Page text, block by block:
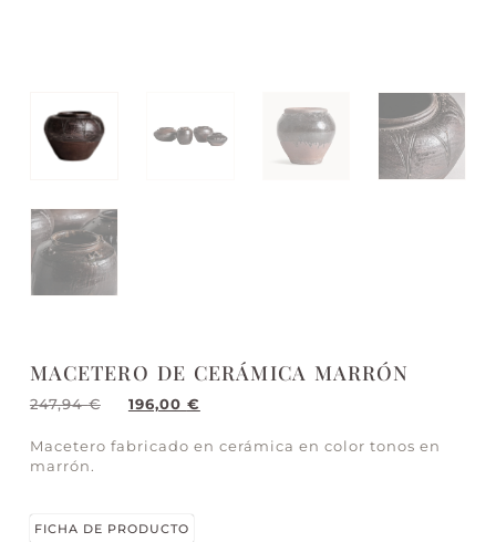
MACETERO DE CERÁMICA MARRÓN
247,94€ 196,00 €
Macetero fabricado en cerámica en color tonos en
marrón.
FICHA DE PRODUCTO